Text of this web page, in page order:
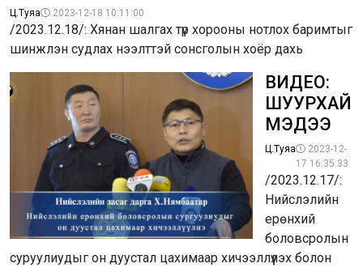
Ц.Туяа 2023-12-18 10:11:00
/2023.12.18/: Хянан шалгах түр хорооны нотлох баримтыг
шинжлэн судлах нээлттэй сонсголын хоёр дахь
ВИДЕО:
ШУУРХАЙ
МЭДЭЭ
Ц.Туяа
2023-12-
17 16:35:33
/2023.12.17/:
Нийслэлийн
ерөнхий
боловсролын
суруулиудыг он дуустал цахимаар хичээллүүлэх болон